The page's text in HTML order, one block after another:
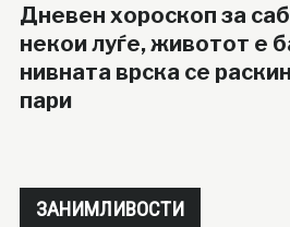
Дневен хороскоп за
некои луѓе, животот е
нивната врска се
пари
ЗАНИМЛИВОСТИ